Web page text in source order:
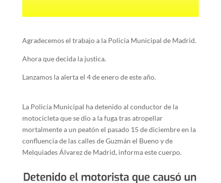
Agradecemos el trabajo a la Policía Municipal de Madrid.
Ahora que decida la justica.
Lanzamos la alerta el 4 de enero de este año.
La Policía Municipal ha detenido al conductor de la
motocicleta que se dio a la fuga tras atropellar
mortalmente a un peatón el pasado 15 de diciembre en la
confluencia de las calles de Guzmán el Bueno y de
Melquiades Álvarez de Madrid, informa este cuerpo.